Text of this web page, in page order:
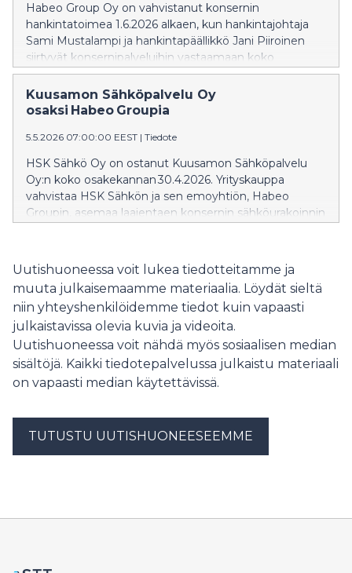
Habeo Group Oy on vahvistanut konsernin
hankintatoimea 1.6.2026 alkaen, kun hankintajohtaja
Sami Mustalampi ja hankintapäällikkö Jani Piiroinen
siirtyvät konsernipalveluihin vastaamaan koko
konsernin hankinnasta.
Kuusamon Sähköpalvelu Oy
osaksi Habeo Groupia
5.5.2026 07:00:00 EEST | Tiedote
HSK Sähkö Oy on ostanut Kuusamon Sähköpalvelu
Oy:n koko osakekannan 30.4.2026. Yrityskauppa
vahvistaa HSK Sähkön ja sen emoyhtiön, Habeo
Groupin, asemaa laajentaen konsernin sähköurakoinnin
Uutishuoneessa voit lukea tiedotteitamme ja
muuta julkaisemaamme materiaalia. Löydät sieltä
niin yhteyshenkilöidemme tiedot kuin vapaasti
julkaistavissa olevia kuvia ja videoita.
Uutishuoneessa voit nähdä myös sosiaalisen median
sisältöjä. Kaikki tiedotepalvelussa julkaistu materiaali
on vapaasti median käytettävissä.
TUTUSTU UUTISHUONEESEEMME